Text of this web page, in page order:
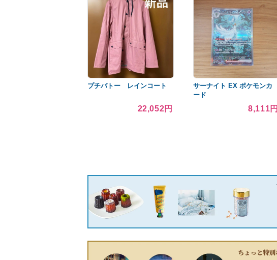
プチバトー レインコート
22,052円
サーナイト EX ポケモンカ
ード
8,111円